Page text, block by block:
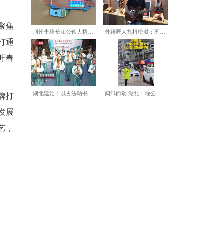
两款新品正式首发，聚焦
，配套企业签约入驻，打通
与茶文化巧妙结合，拉开春